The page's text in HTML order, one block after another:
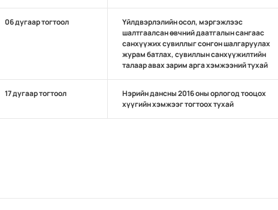
06 дугаар тогтоол
Үйлдвэрлэлийн осол, мэргэжлээс
шалтгаалсан өвчний даатгалын сангаас
санхүүжих сувиллыг сонгон шалгаруулах
журам батлах, сувиллын санхүүжилтийн
талаар авах зарим арга хэмжээний тухай
17 дугаар тогтоол
Нэрийн дансны 2016 оны орлогод тооцох
хүүгийн хэмжээг тогтоох тухай